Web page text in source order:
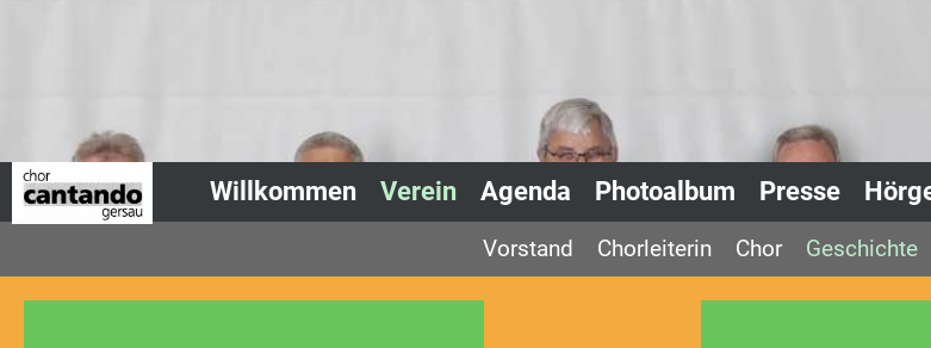
Willkommen Verein Agenda Photoalbum Presse
Vorstand Chorleiterin Chor Geschichte